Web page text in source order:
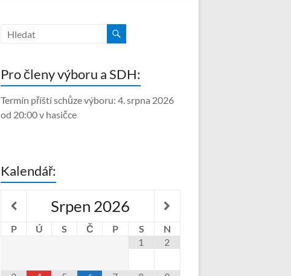
Pro členy výboru a SDH:
Termín příští schůze výboru: 4. srpna 2026
od 20:00 v hasičce
Kalendář:
Srpen 2026
P Ú S Č P S
N
1
2